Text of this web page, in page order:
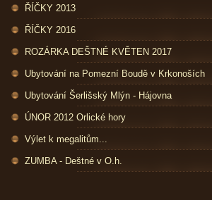
ŘÍČKY 2013
ŘÍČKY 2016
ROZÁRKA DEŠTNÉ KVĚTEN 2017
Ubytování na Pomezní Boudě v Krkonoších
Ubytování Šerlišský Mlýn - Hájovna
ÚNOR 2012 Orlické hory
Výlet k megalitům...
ZUMBA - Deštné v O.h.